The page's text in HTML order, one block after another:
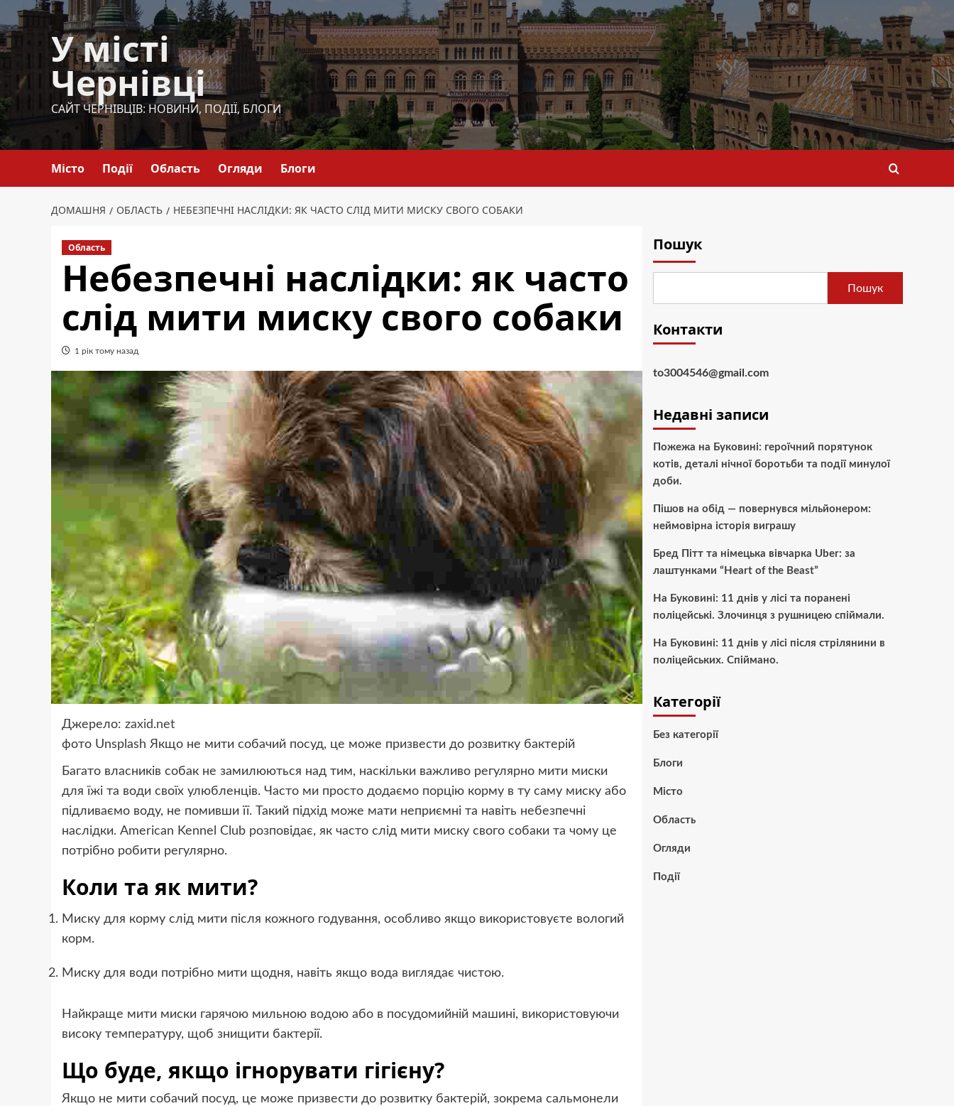
Перейти
до
вмісту
У місті
Чернівці
САЙТ ЧЕРНІВЦІВ: НОВИНИ, ПОДІЇ, БЛОГИ
Місто Події Область Огляди Блоги
ДОМАШНЯ ОБЛАСТЬ НЕБЕЗПЕЧНІ НАСЛІДКИ: ЯК ЧАСТО СЛІД МИТИ МИСКУ СВОГО СОБАКИ
Область
Небезпечні наслідки: як часто
слід мити миску свого собаки
1 рік тому назад
Джерело: zaxid.net
фото Unsplash Якщо не мити собачий посуд, це може призвести до розвитку бактерій
Багато власників собак не замилюються над тим, наскільки важливо регулярно мити миски
для їжі та води своїх улюбленців. Часто ми просто додаємо порцію корму в ту саму миску або
підливаємо воду, не помивши її. Такий підхід може мати неприємні та навіть небезпечні
наслідки. American Kennel Club розповідає, як часто слід мити миску свого собаки та чому це
потрібно робити регулярно.
Коли та як мити?
Миску для корму слід мити після кожного годування, особливо якщо використовуєте вологий
корм.
Миску для води потрібно мити щодня, навіть якщо вода виглядає чистою.
Найкраще мити миски гарячою мильною водою або в посудомийній машині, використовуючи
високу температуру, щоб знищити бактерії.
Що буде, якщо ігнорувати гігієну?
Якщо не мити собачий посуд, це може призвести до розвитку бактерій, зокрема сальмонели
Пошук
Пошук
Контакти
to3004546@gmail.com
Недавні записи
Пожежа на Буковині: героїчний порятунок
котів, деталі нічної боротьби та події минулої
доби.
Пішов на обід — повернувся мільйонером:
неймовірна історія виграшу
Бред Пітт та німецька вівчарка Uber: за
лаштунками “Heart of the Beast”
На Буковині: 11 днів у лісі та поранені
поліцейські. Злочинця з рушницею спіймали.
На Буковині: 11 днів у лісі після стрілянини в
поліцейських. Спіймано.
Категорії
Без категорії
Блоги
Місто
Область
Огляди
Події